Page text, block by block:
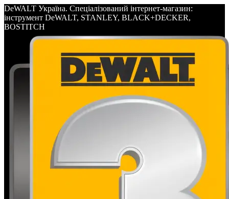
DeWALT Україна. Спеціалізований інтернет-магазин:
інструмент DeWALT, STANLEY, BLACK+DECKER,
BOSTITCH